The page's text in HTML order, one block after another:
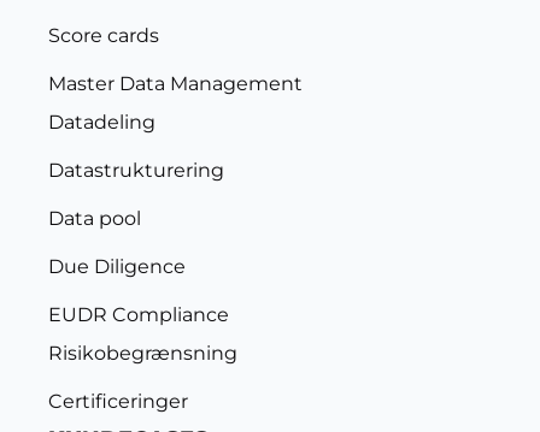
Score cards
Master Data Management
Datadeling
Datastrukturering
Data pool
Due Diligence
EUDR Compliance
Risikobegrænsning
Certificeringer